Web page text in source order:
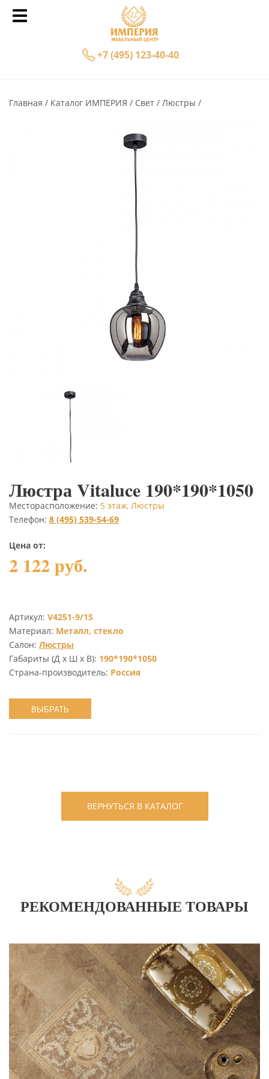
+7 (495) 123-40-40
Главная Каталог ИМПЕРИЯ Свет Люстры
Люстра Vitaluce 190*190*1050
Месторасположение: 5 этаж, Люстры
Телефон: 8 (495) 539-54-69
Цена от:
2 122 руб.
Артикул: V4251-9/1S
Материал: Металл, стекло
Салон: Люстры
Габариты (Д х Ш х В): 190*190*1050
Страна-производитель: Россия
ВЫБРАТЬ
ВЕРНУТЬСЯ В КАТАЛОГ
РЕКОМЕНДОВАННЫЕ ТОВАРЫ